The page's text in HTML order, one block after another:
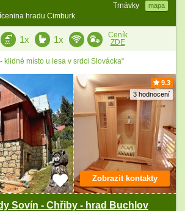
Trnávky mapa
hradu Cimburk
1x 1x
Ceník
ZDE
klidné místo u lesa v srdci Slovácka“
9.3
3 hodnocení
Sovín - Chřiby - hrad Buchlov
Zobrazit kontakty